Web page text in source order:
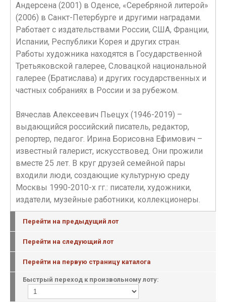
Андерсена (2001) в Оденсе, «Серебряной литерой»
(2006) в Санкт-Петербурге и другими наградами.
Работает с издательствами России, США, Франции,
Испании, Республики Корея и других стран.
Работы художника находятся в Государственной
Третьяковской галерее, Словацкой национальной
галерее (Братислава) и других государственных и
частных собраниях в России и за рубежом.
Вячеслав Алексеевич Пьецух (1946-2019) –
выдающийся российский писатель, редактор,
репортер, педагог. Ирина Борисовна Ефимович –
известный галерист, искусствовед. Они прожили
вместе 25 лет. В круг друзей семейной пары
входили люди, создающие культурную среду
Москвы 1990-2010-х гг.: писатели, художники,
издатели, музейные работники, коллекционеры.
Перейти на предыдущий лот
Перейти на следующий лот
Перейти на первую страницу каталога
Быстрый переход к произвольному лоту: